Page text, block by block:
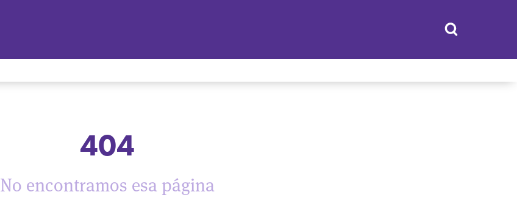
404
No encontramos esa página